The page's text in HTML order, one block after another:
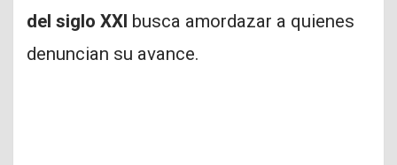
del siglo XXI busca amordazar a quienes
denuncian su avance.